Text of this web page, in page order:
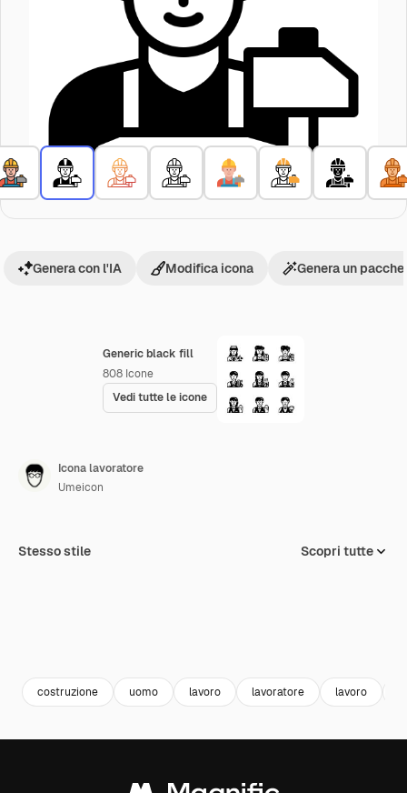
Generic black fill
808 Icone
Vedi tutte le icone
Genera con l'IA Modifica icona Genera un
Icona lavoratore
Umeicon
Stesso stile Scopri tutte
costruzione uomo lavoro lavoratore lavoro